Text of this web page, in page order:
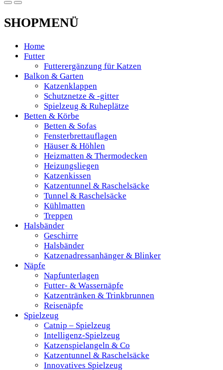
SHOPMENÜ
Home
Futter
Futterergänzung für Katzen
Balkon & Garten
Katzenklappen
Schutznetze & -gitter
Spielzeug & Ruheplätze
Betten & Körbe
Betten & Sofas
Fensterbrettauflagen
Häuser & Höhlen
Heizmatten & Thermodecken
Heizungsliegen
Katzenkissen
Katzentunnel & Raschelsäcke
Tunnel & Raschelsäcke
Kühlmatten
Treppen
Halsbänder
Geschirre
Halsbänder
Katzenadressanhänger & Blinker
Näpfe
Napfunterlagen
Futter- & Wassernäpfe
Katzentränken & Trinkbrunnen
Reisenäpfe
Spielzeug
Catnip – Spielzeug
Intelligenz-Spielzeug
Katzenspielangeln & Co
Katzentunnel & Raschelsäcke
Innovatives Spielzeug